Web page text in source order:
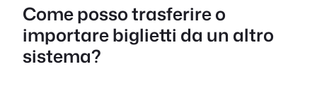
Portuguese
Come posso trasferire o
importare biglietti da un altro
sistema?